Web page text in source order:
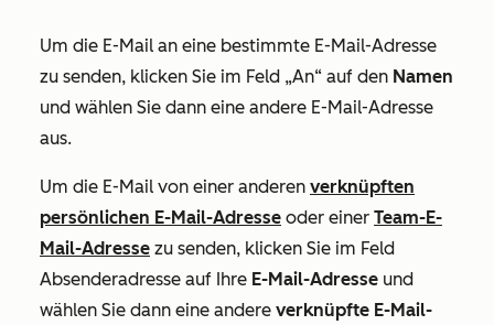
Um die E-Mail an eine bestimmte E-Mail-Adresse
zu senden, klicken Sie im Feld „An“ auf den Namen
und wählen Sie dann eine andere E-Mail-Adresse
aus.
Um die E-Mail von einer anderen verknüpften
persönlichen E-Mail-Adresse oder einer Team-E-
Mail-Adresse zu senden, klicken Sie im Feld
Absenderadresse auf Ihre E-Mail-Adresse und
wählen Sie dann eine andere verknüpfte E-Mail-